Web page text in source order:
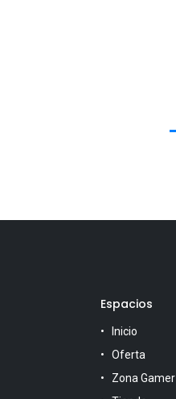
Espacios
Inicio
Oferta
Zona Gamer